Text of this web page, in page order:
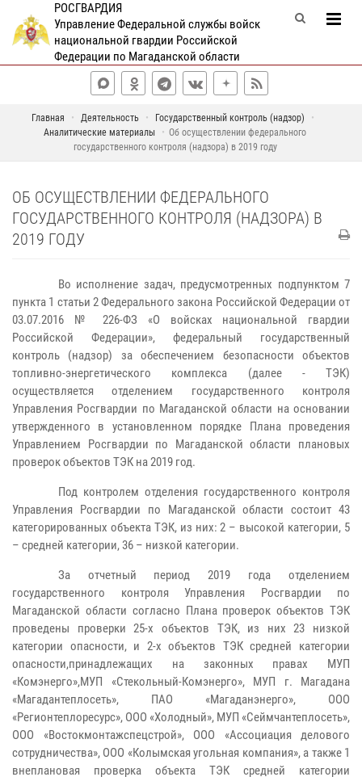
РОСГВАРДИЯ
Управление Федеральной службы войск
национальной гвардии Российской
Федерации по Магаданской области
Главная Деятельность
Государственный контроль (надзор)
Аналитические материалы
Об осуществлении федерального
государственного контроля (надзора) в 2019 году
ОБ ОСУЩЕСТВЛЕНИИ ФЕДЕРАЛЬНОГО
ГОСУДАРСТВЕННОГО КОНТРОЛЯ (НАДЗОРА) В
2019 ГОДУ
Во исполнение задач, предусмотренных подпунктом 7
пункта 1 статьи 2 Федерального закона Российской Федерации от
03.07.2016 № 226-ФЗ «О войсках национальной гвардии
Российской Федерации», федеральный государственный
контроль (надзор) за обеспечением безопасности объектов
топливно-энергетического комплекса (далее - ТЭК)
осуществляется отделением государственного контроля
Управления Росгвардии по Магаданской области на основании
утвержденного в установленном порядке Плана проведения
Управлением Росгвардии по Магаданской области плановых
проверок объектов ТЭК на 2019 год.
Под контролем отделения государственного контроля
Управления Росгвардии по Магаданской области состоит 43
категорированных объекта ТЭК, из них: 2 – высокой категории, 5
– средней категории, 36 – низкой категории.
За отчетный период 2019 года отделением
государственного контроля Управления Росгвардии по
Магаданской области согласно Плана проверок объектов ТЭК
проведены проверки 25-х объектов ТЭК, из них 23 низкой
категории опасности, и 2-х объектов ТЭК средней категории
опасности,принадлежащих на законных правах МУП
«Комэнерго»,МУП «Стекольный-Комэнерго», МУП г. Магадана
«Магадантеплосеть», ПАО «Магаданэнерго», ООО
«Регионтеплоресурс», ООО «Холодный», МУП «Сеймчантеплосеть»,
ООО «Востокмонтажспецстрой», ООО «Ассоциация делового
сотрудничества», ООО «Колымская угольная компания», а также 1
внеплановая проверка объекта ТЭК средней категории